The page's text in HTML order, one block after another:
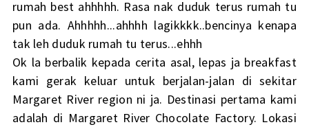
rumah best ahhhhh. Rasa nak duduk terus rumah tu
pun ada. Ahhhhh...ahhhh lagikkkk..bencinya kenapa
tak leh duduk rumah tu terus...ehhh
Ok la berbalik kepada cerita asal, lepas ja breakfast
kami gerak keluar untuk berjalan-jalan di sekitar
Margaret River region ni ja. Destinasi pertama kami
adalah di Margaret River Chocolate Factory. Lokasi